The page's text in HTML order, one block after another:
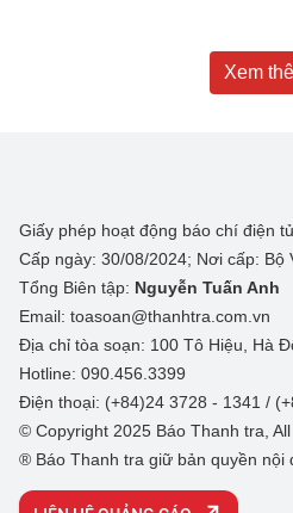
Xem
Giấy phép hoạt động báo chí điện
Cấp ngày: 30/08/2024; Nơi cấp: Bộ
Tổng Biên tập: Nguyễn Tuấn Anh
Email: toasoan@thanhtra.com.vn
Địa chỉ tòa soạn: 100 Tô Hiệu, Hà
Hotline: 090.456.3399
Điện thoại: (+84)24 3728 - 1341 /
© Copyright 2025 Báo Thanh tra,
® Báo Thanh tra giữ bản quyền nội